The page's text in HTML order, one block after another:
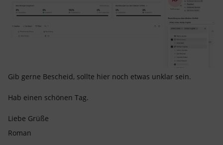
Gib gerne Bescheid, sollte hier noch etwas unklar sein.
Hab einen schönen Tag.
Liebe Grüße
Roman